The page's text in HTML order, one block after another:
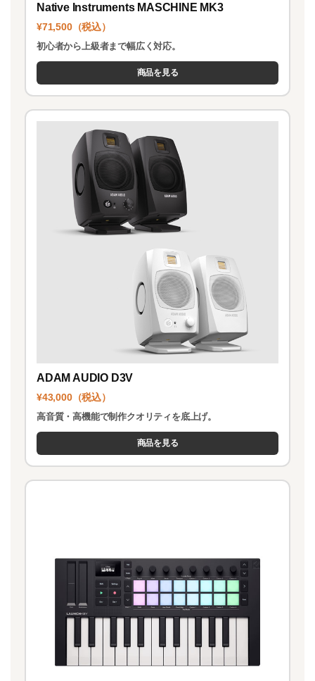
Native Instruments MASCHINE MK3
¥71,500（税込）
初心者から上級者まで幅広く対応。
商品を見る
ADAM AUDIO D3V
¥43,000（税込）
高音質・高機能で制作クオリティを底上げ。
商品を見る